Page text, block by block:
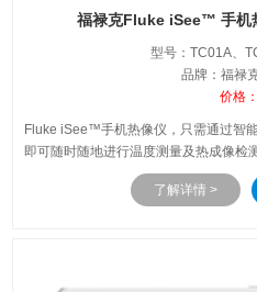
福禄克Fluke iSee™ 手机
型号：TC01A、
品牌：福禄
价格
Fluke iSee™手机热像仪，只需通过智
即可随时随地进行温度测量及热成像检
检，外出检测服务，暖通空调检查，产
了解详情 >